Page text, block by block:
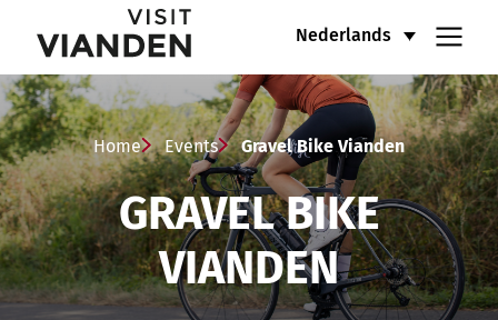
Nederlands
Gravel
Bike
Vianden
Hoofdnavigatiemenu
Home Events Gravel Bike Vianden
GRAVEL BIKE
VIANDEN